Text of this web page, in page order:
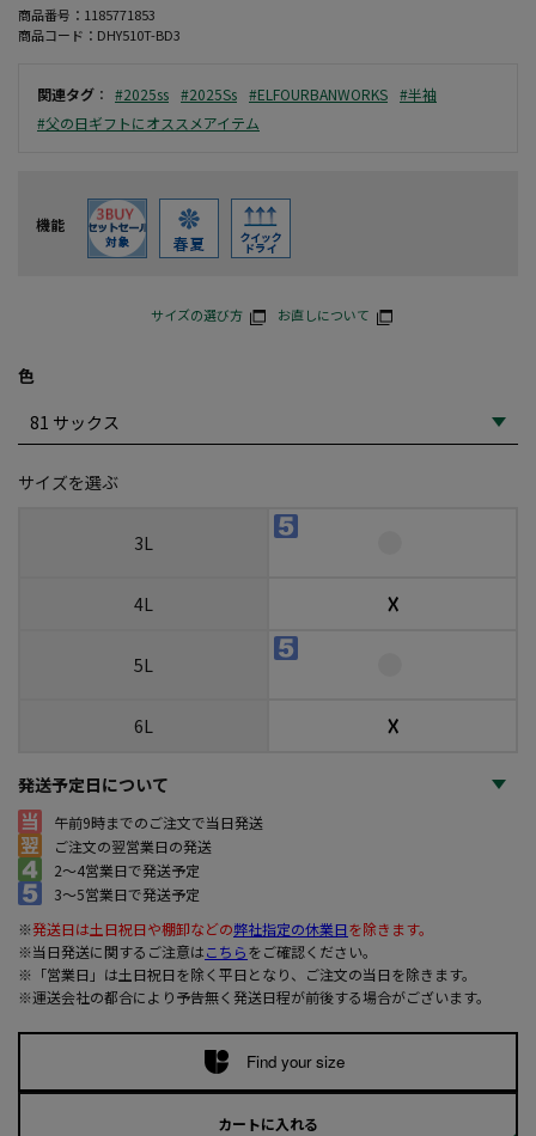
商品番号： 1185771853
商品コード： DHY510T-BD3
関連タグ ： #2025ss #2025Ss #ELFOURBANWORKS #半袖
#父の日ギフトにオススメアイテム
機能
サイズの選び方 お直しについて
色
サイズを選ぶ
3L
4L ☓
5L
6L ☓
発送予定日について
午前9時までのご注文で当日発送
ご注文の翌営業日の発送
2～4営業日で発送予定
3～5営業日で発送予定
※発送日は土日祝日や棚卸などの弊社指定の休業日を除きます。
※当日発送に関するご注意はこちらをご確認ください。
※「営業日」は土日祝日を除く平日となり、ご注文の当日を除きます。
※運送会社の都合により予告無く発送日程が前後する場合がございます。
Find your size
カートに入れる